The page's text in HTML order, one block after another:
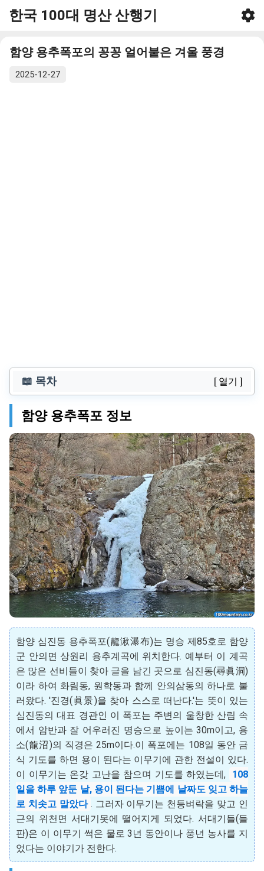
기본 콘텐츠로 건너뛰기
한국 100대 명산 산행기
함양 용추폭포의 꽁꽁 얼어붙은 겨울 풍경
2025-12-27
📖 목차 [ 열기 ]
함양 용추폭포 정보
함양 심진동 용추폭포(龍湫瀑布)는 명승 제85호로 함양
군 안의면 상원리 용추계곡에 위치한다. 예부터 이 계곡
은 많은 선비들이 찾아 글을 남긴 곳으로 심진동(尋眞洞)
이라 하여 화림동, 원학동과 함께 안의삼동의 하나로 불
러왔다. '진경(眞景)을 찾아 스스로 떠난다.'는 뜻이 있는
심진동의 대표 경관인 이 폭포는 주변의 울창한 산림 속
에서 암반과 잘 어우러진 명승으로 높이는 30m이고, 용
소(龍沼)의 직경은 25m이다.이 폭포에는 108일 동안 금
식 기도를 하면 용이 된다는 이무기에 관한 전설이 있다.
이 이무기는 온갖 고난을 참으며 기도를 하였는데,
108
일을 하루 앞둔 날, 용이 된다는 기쁨에 날짜도 잊고 하늘
로 치솟고 말았다 . 그러자 이무기는 천등벼락을 맞고 인
근의 위천면 서대기못에 떨어지게 되었다. 서대기들(들
판)은 이 이무기 썩은 물로 3년 동안이나 풍년 농사를 지
었다는 이야기가 전한다.